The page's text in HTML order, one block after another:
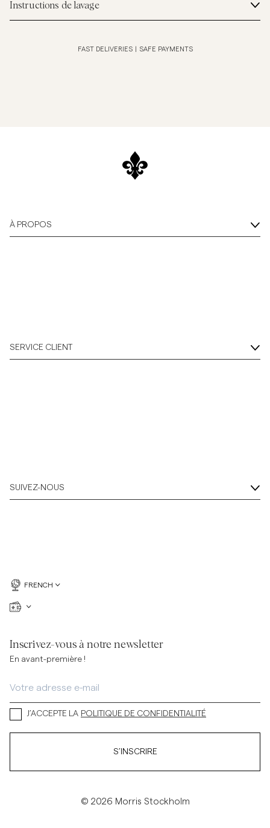
Instructions de lavage
FAST DELIVERIES SAFE PAYMENTS
À PROPOS
SERVICE CLIENT
SUIVEZ-NOUS
FRENCH
Inscrivez-vous à notre newsletter
En avant-première !
J’ACCEPTE LA POLITIQUE DE CONFIDENTIALITÉ
S’INSCRIRE
© 2026 Morris Stockholm